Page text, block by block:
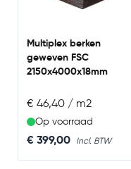
Multiplex berken
geweven FSC
2150x4000x18mm
€ 46,40 / m2
Op voorraad
€ 399,00